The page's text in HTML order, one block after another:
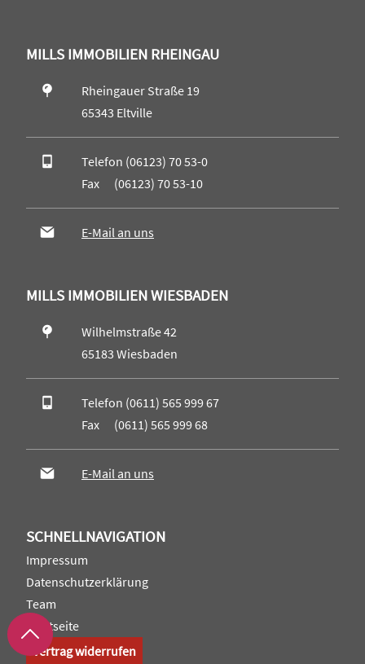
MILLS IMMOBILIEN RHEINGAU
Rheingauer Straße 19
65343 Eltville
Telefon (06123) 70 53-0
Fax (06123) 70 53-10
E-Mail an uns
MILLS IMMOBILIEN WIESBADEN
Wilhelmstraße 42
65183 Wiesbaden
Telefon (0611) 565 999 67
Fax (0611) 565 999 68
E-Mail an uns
SCHNELLNAVIGATION
Impressum
Datenschutzerklärung
Team
Startseite
Vertrag widerrufen